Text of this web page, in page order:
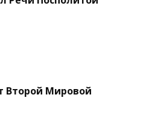
Второй Мировой